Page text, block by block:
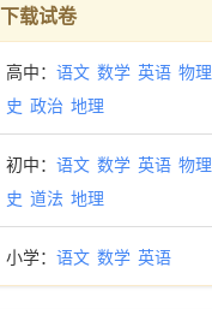
下载试卷
高中： 语文 数学 英语 物理
史 政治 地理
初中： 语文 数学 英语 物理
史 道法 地理
小学： 语文 数学 英语